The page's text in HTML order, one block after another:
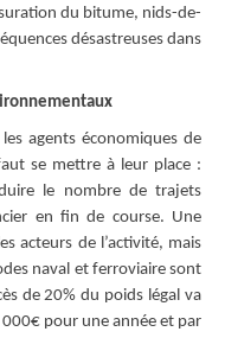
du bitume, nids-de-
désastreuses dans
agents économiques de
se mettre à leur place :
le nombre de trajets
en fin de course. Une
acteurs de l’activité, mais
naval et ferroviaire sont
de 20% du poids légal va
pour une année et par